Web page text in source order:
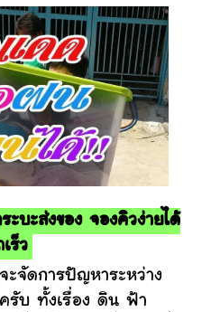
บะส่งของ จองคิวง่ายได้
ร็ว
การปัญหาระหว่าง
รับ ทั้งเรื่อง ดิน ฟ้า